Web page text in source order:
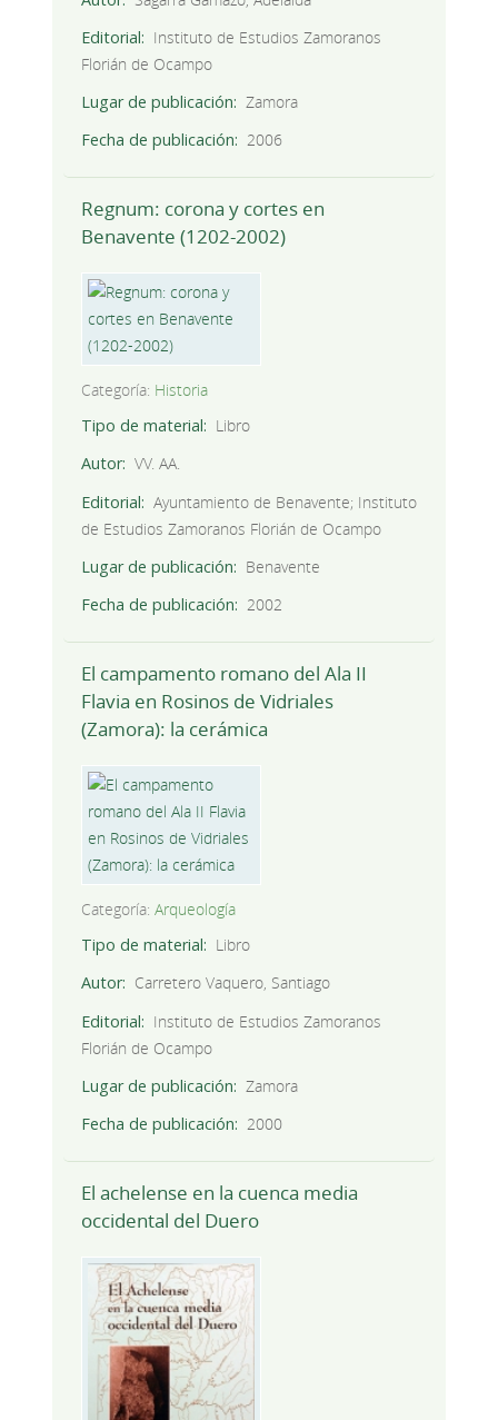
Editorial
Instituto de Estudios Zamoranos
Florián de Ocampo
Lugar de publicación
Zamora
Fecha de publicación
2006
Regnum: corona y cortes en
Benavente (1202-2002)
Categoría: Historia
Tipo de material
Libro
Autor
VV. AA.
Editorial
Ayuntamiento de Benavente; Instituto
de Estudios Zamoranos Florián de Ocampo
Lugar de publicación
Benavente
Fecha de publicación
2002
El campamento romano del Ala II
Flavia en Rosinos de Vidriales
(Zamora): la cerámica
Categoría: Arqueología
Tipo de material
Libro
Autor
Carretero Vaquero, Santiago
Editorial
Instituto de Estudios Zamoranos
Florián de Ocampo
Lugar de publicación
Zamora
Fecha de publicación
2000
El achelense en la cuenca media
occidental del Duero